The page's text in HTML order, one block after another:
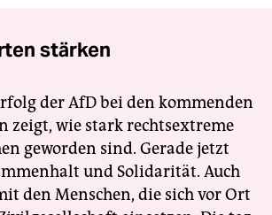
stärken
der AfD bei den kommenden
zeigt, wie stark rechtsextreme
geworden sind. Gerade jetzt
und Solidarität. Auch
den Menschen, die sich vor Ort